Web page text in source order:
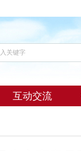
互动交流